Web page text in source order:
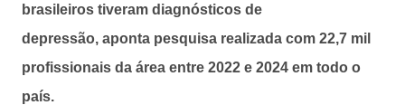
brasileiros tiveram diagnósticos de
depressão, aponta pesquisa realizada com 22,7 mil
profissionais da área entre 2022 e 2024 em todo o
país.